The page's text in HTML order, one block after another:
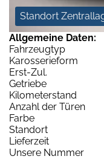
Standort
Allgemeine Daten:
Fahrzeugtyp
Karosserieform
Erst-Zul.
Getriebe
Kilometerstand
Anzahl der Türen
Farbe
Standort
Lieferzeit
Unsere Nummer